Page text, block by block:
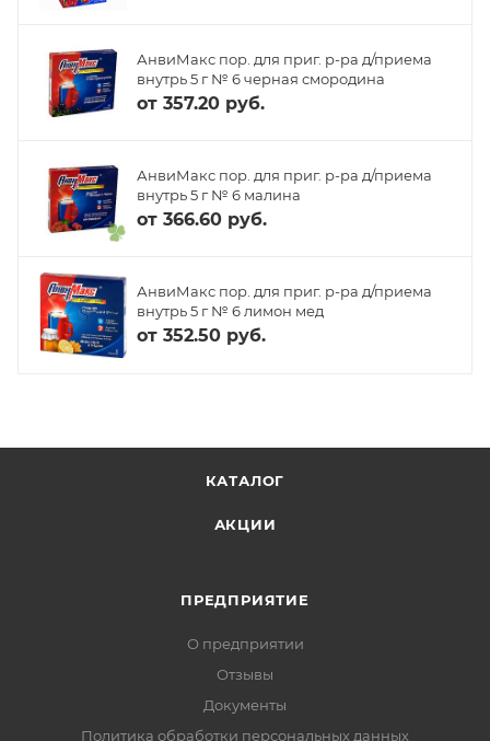
АнвиМакс пор. для приг. р-ра д/приема
внутрь 5 г № 6 черная смородина
от 357.20 руб.
АнвиМакс пор. для приг. р-ра д/приема
внутрь 5 г № 6 малина
от 366.60 руб.
АнвиМакс пор. для приг. р-ра д/приема
внутрь 5 г № 6 лимон мед
от 352.50 руб.
КАТАЛОГ
АКЦИИ
ПРЕДПРИЯТИЕ
О предприятии
Отзывы
Документы
Политика обработки персональных данных